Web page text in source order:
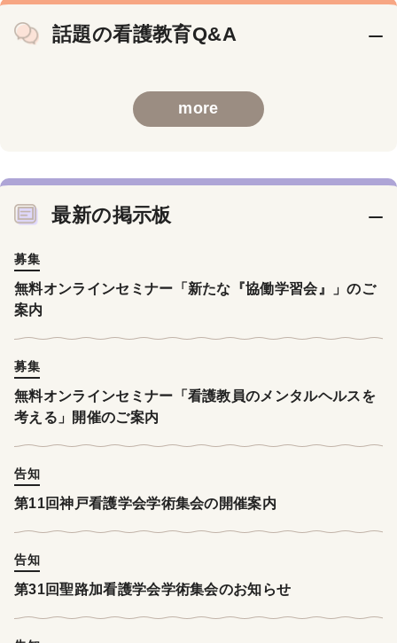
話題の看護教育Q&A
more
最新の掲示板
募集
無料オンラインセミナー「新たな『協働学習会』」のご
案内
募集
無料オンラインセミナー「看護教員のメンタルヘルスを
考える」開催のご案内
告知
第11回神戸看護学会学術集会の開催案内
告知
第31回聖路加看護学会学術集会のお知らせ